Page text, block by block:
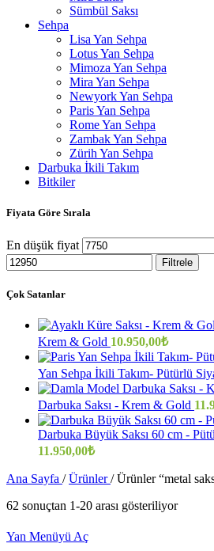
Sümbül Saksı
Sehpa
Lisa Yan Sehpa
Lotus Yan Sehpa
Mimoza Yan Sehpa
Mira Yan Sehpa
Newyork Yan Sehpa
Paris Yan Sehpa
Rome Yan Sehpa
Zambak Yan Sehpa
Zürih Yan Sehpa
Darbuka İkili Takım
Bitkiler
Fiyata Göre Sırala
En düşük fiyat
Filtrele
Çok Satanlar
Krem & Gold 10.950,00₺
Yan Sehpa İkili Takım- Pütürlü
Darbuka Saksı - Krem & Gold
Darbuka Büyük Saksı 60 cm -
11.950,00₺
Ana Sayfa / Ürünler/ Ürünler “metal
62 sonuçtan 1-20 arası gösteriliyor
Yan Menüyü Aç